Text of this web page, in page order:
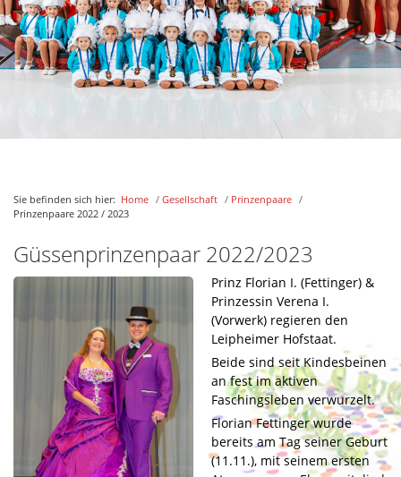
Prinzenpaare 2018 / 2019
Prinzenpaare 2017 / 2018
Prinzenpaare 2016 / 2017
Prinzenpaare 2015 / 2016
Prinzenpaare 2011 / 2012
Prinzenpaare 2009 / 2010
Weiß-Blaue-Garde
Güssenfunken
Güssengarde
Tanzmariechen
Leipheimer Gassaheulr
Faschingsjugend
Sie befinden sich hier: Home / Gesellschaft / Prinzenpaare /
Prinzenpaare 2022 / 2023
Güssenprinzenpaar 2022/2023
Prinz Florian I. (Fettinger) &
Prinzessin Verena I.
(Vorwerk) regieren den
Leipheimer Hofstaat.
Beide sind seit Kindesbeinen
an fest im aktiven
Faschingsleben verwurzelt.
Florian Fettinger wurde
bereits am Tag seiner Geburt
(11.11.), mit seinem ersten